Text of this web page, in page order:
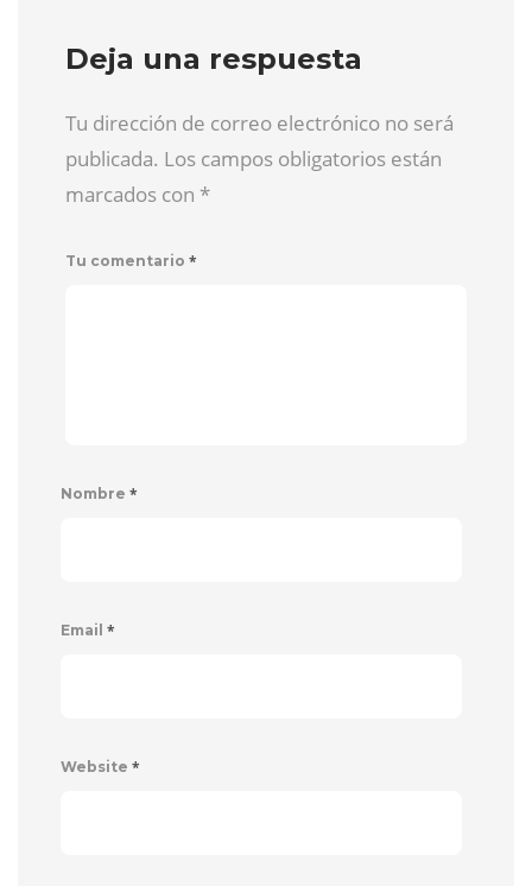
Deja una respuesta
Tu dirección de correo electrónico no será
publicada. Los campos obligatorios están
marcados con *
Tu comentario *
Nombre *
Email *
Website *